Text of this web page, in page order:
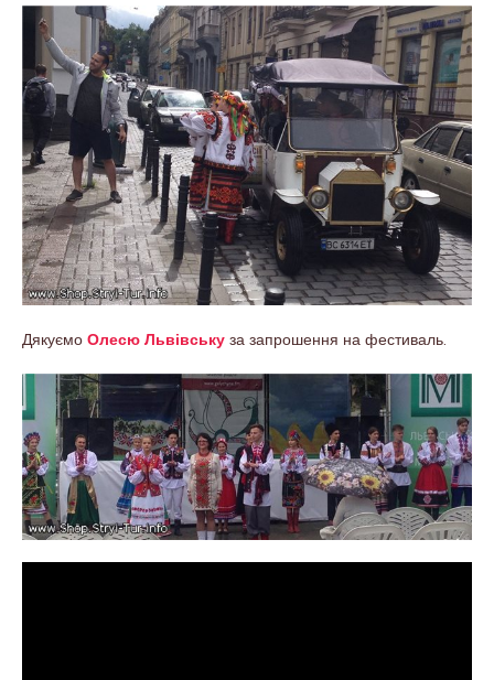
Дякуємо Олесю Львівську за запрошення на фестиваль.